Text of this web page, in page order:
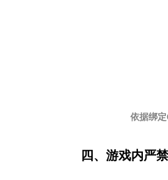
依据绑
四、游戏内严